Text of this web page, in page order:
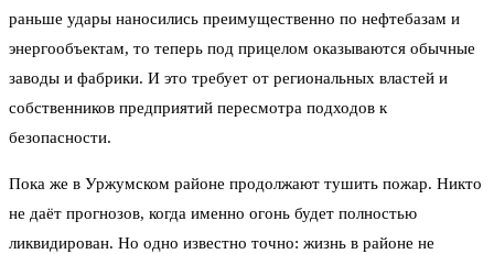
раньше удары наносились преимущественно по нефтебазам и
энергообъектам, то теперь под прицелом оказываются обычные
заводы и фабрики. И это требует от региональных властей и
собственников предприятий пересмотра подходов к
безопасности.
Пока же в Уржумском районе продолжают тушить пожар. Никто
не даёт прогнозов, когда именно огонь будет полностью
ликвидирован. Но одно известно точно: жизнь в районе не